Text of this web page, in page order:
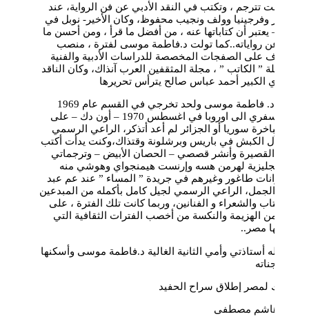
فقد كانت تترجم ، وتكتب في النقد الأدبي عن فن الرواية، عند
تشوسر وفرجينيا وولف ونجيب محفوظ، وكان الأخير- نوبل في
الأدب – يعتبر أن كتاباتها عنه ، من أفضل ما قرأ ، ومن أحسن ما
كتب، عن رواياته..كما تولت د.فاطمة موسى لفترة ، منصب
المشرف على الصفجات المخصصة للدراسات الأدبية والفنية
في مجلة ” الكاتب ” ، مجلة المثقفين العرب آنذاك، وكان الناقد
المصري الكبير أحمد عباس صالح يترأس تحريرها
وكانت د. فاطمة موسى ولحد تخرجي في القسم عام 1969
وحتى سفري الى اوروبا في اغسطس 1970 – أون دك – على
ظهر الباخرة سوريا أو الجزائر لم أعد أتذكر، الراعي الرسمي
لعميد آل الكبش في باريس وبرشلونة وقتذاك،وكنت يدأت أكتب
القصة القصيرة وأنشر قصصي – الحصان الأبيض – وترجماتي
عن الإنجليزية لهرمن هسه وإرنست هيمنجواي وهوشي منه
ورابندرانات طاغور وغيرهم في جريدة ” المساء ” عند عم عبد
الفتاح الجمل، الراعي الرسمي لجيل كامل بأكمله من المبدعين
من الكتاب والشعراء و الفنانين، وربما كانت تلك الفترة ، على
الرغم من الهزيمة والنكسة من أخصب الفترات الثقافية التي
مرت بها مصر..
رحم الله أستاذتي وأمي الثانية الغالية د.فاطمة موسى وأسكنها
فسيح جناته
ومبروك لمصر إطلاق سراح الحفيد
صلاح هاشم مصطفى